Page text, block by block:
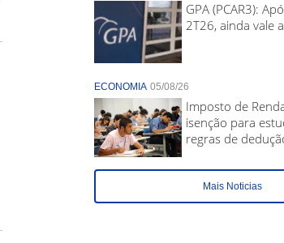
GPA (PCAR3):
2T26, ainda vale
ECONOMIA 05/08/26
Imposto de
isenção para
regras de
Mais Noticias